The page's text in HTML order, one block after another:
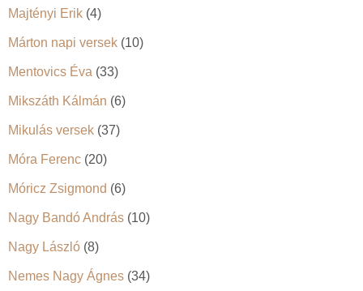
Majtényi Erik (4)
Márton napi versek (10)
Mentovics Éva (33)
Mikszáth Kálmán (6)
Mikulás versek (37)
Móra Ferenc (20)
Móricz Zsigmond (6)
Nagy Bandó András (10)
Nagy László (8)
Nemes Nagy Ágnes (34)